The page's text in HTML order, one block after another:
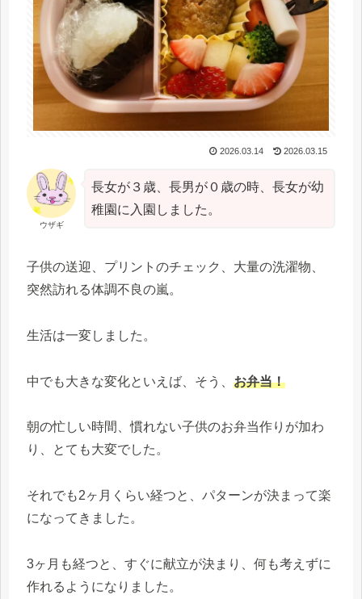
2026.03.14 2026.03.15
ウザギ
長女が３歳、長男が０歳の時、長女が幼
稚園に入園しました。
子供の送迎、プリントのチェック、大量の洗濯物、
突然訪れる体調不良の嵐。
生活は一変しました。
中でも大きな変化といえば、そう、 お弁当！
朝の忙しい時間、慣れない子供のお弁当作りが加わ
り、とても大変でした。
それでも2ヶ月くらい経つと、パターンが決まって楽
になってきました。
3ヶ月も経つと、すぐに献立が決まり、何も考えずに
作れるようになりました。